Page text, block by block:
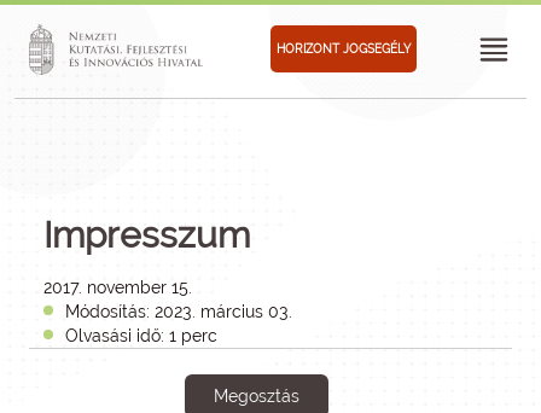
HORIZONT JOGSEGÉLY
Impresszum
2017. november 15.
Módosítás: 2023. március 03.
Olvasási idő: 1 perc
Megosztás